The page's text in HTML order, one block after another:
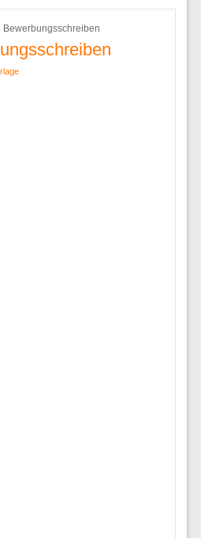
Bewerbungsschreiben